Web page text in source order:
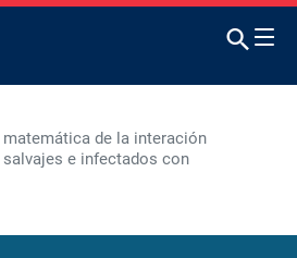
de la interación
e infectados con